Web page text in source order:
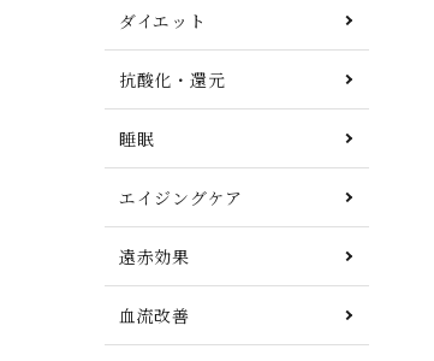
ダイエット
抗酸化・還元
睡眠
エイジングケア
遠赤効果
血流改善